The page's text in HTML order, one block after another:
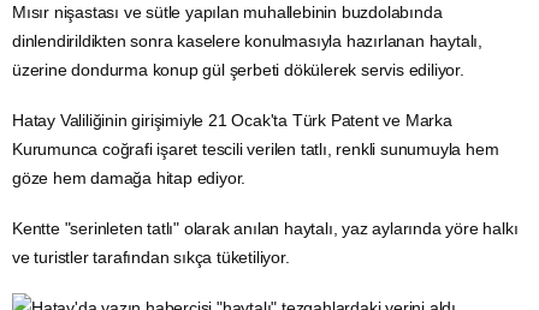
Mısır nişastası ve sütle yapılan muhallebinin buzdolabında
dinlendirildikten sonra kaselere konulmasıyla hazırlanan haytalı,
üzerine dondurma konup gül şerbeti dökülerek servis ediliyor.
Hatay Valiliğinin girişimiyle 21 Ocak'ta Türk Patentve Marka
Kurumunca coğrafi işaret tescili verilen tatlı, renkli sunumuyla hem
göze hem damağa hitap ediyor.
Kentte "serinleten tatlı" olarak anılan haytalı, yaz aylarında yöre halkı
ve turistler tarafından sıkça tüketiliyor.